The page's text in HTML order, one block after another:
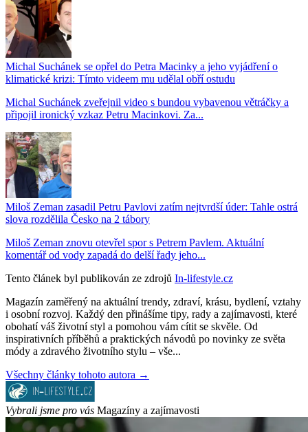
Michal Suchánek se opřel do Petra Macinky a jeho vyjádření o
klimatické krizi: Tímto videem mu udělal obří ostudu
Michal Suchánek zveřejnil video s bundou vybavenou větráčky a
připojil ironický vzkaz Petru Macinkovi. Za...
Miloš Zeman zasadil Petru Pavlovi zatím nejtvrdší úder: Tahle ostrá
slova rozdělila Česko na 2 tábory
Miloš Zeman znovu otevřel spor s Petrem Pavlem. Aktuální
komentář od vody zapadá do delší řady jeho...
Tento článek byl publikován ze zdrojů In-lifestyle.cz
Magazín zaměřený na aktuální trendy, zdraví, krásu, bydlení, vztahy
i osobní rozvoj. Každý den přinášíme tipy, rady a zajímavosti, které
obohatí váš životní styl a pomohou vám cítit se skvěle. Od
inspirativních příběhů a praktických návodů po novinky ze světa
módy a zdravého životního stylu – vše...
Všechny články tohoto autora →
Vybrali jsme pro vás Magazíny a zajímavosti